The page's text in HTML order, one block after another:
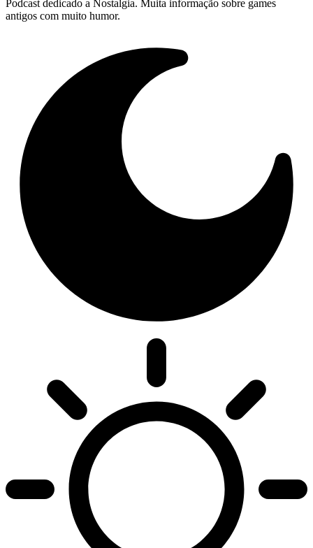
Podcast dedicado a Nostalgia. Muita informação sobre games
antigos com muito humor.